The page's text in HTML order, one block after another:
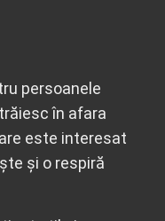
persoanele
în afara
este interesat
și o respiră